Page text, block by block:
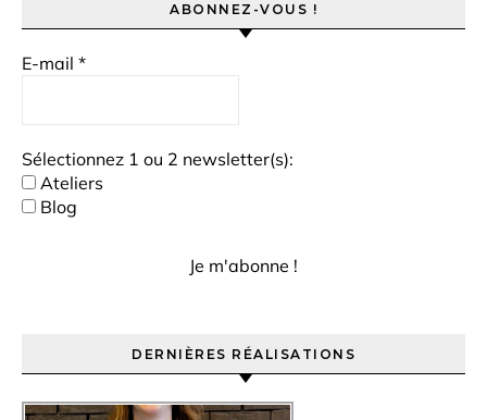
ABONNEZ-VOUS !
E-mail *
Sélectionnez 1 ou 2 newsletter(s):
Ateliers
Blog
DERNIÈRES RÉALISATIONS